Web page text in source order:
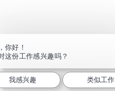
你好！
这份工作感兴趣吗？
我感兴趣 类似工作